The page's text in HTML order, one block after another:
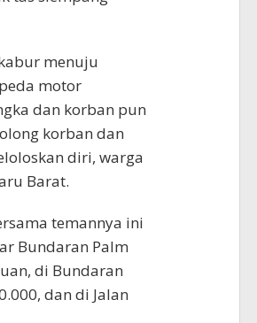
menuju
motor
dan korban pun
korban dan
diri, warga
Barat.
temannya ini
Bundaran Palm
di Bundaran
dan di Jalan